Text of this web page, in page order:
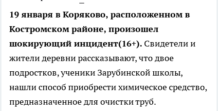
19 января в Коряково, расположенном в
Костромском районе, произошел
шокирующий инцидент(16+). Свидетели и
жители деревни рассказывают, что двое
подростков, ученики Зарубинской школы,
нашли способ приобрести химическое средство,
предназначенное для очистки труб.